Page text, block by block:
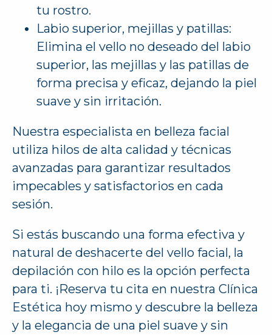
tu rostro.
Labio superior, mejillas y patillas:
Elimina el vello no deseado del labio
superior, las mejillas y las patillas de
forma precisa y eficaz, dejando la piel
suave y sin irritación.
Nuestra especialista en belleza facial
utiliza hilos de alta calidad y técnicas
avanzadas para garantizar resultados
impecables y satisfactorios en cada
sesión.
Si estás buscando una forma efectiva y
natural de deshacerte del vello facial, la
depilación con hilo es la opción perfecta
para ti. ¡Reserva tu cita en nuestra Clínica
Estética hoy mismo y descubre la belleza
y la elegancia de una piel suave y sin